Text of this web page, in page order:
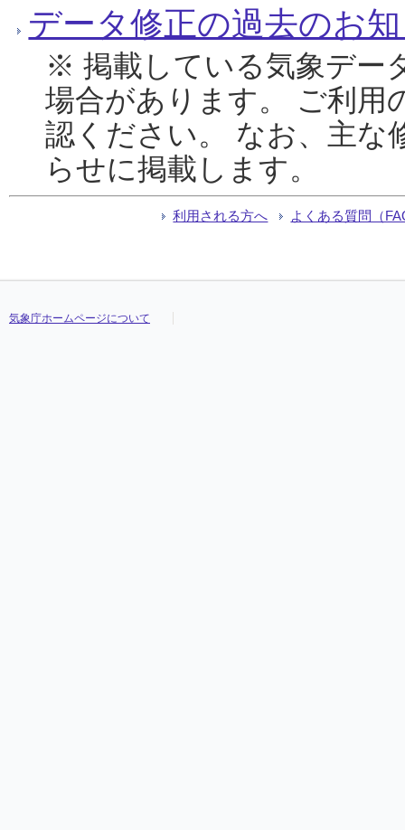
データ修正の過去のお
※ 掲載している気象デー
場合があります。 ご利用
認ください。 なお、主な
らせに掲載します。
利用される方へ よくある質問（
気象庁ホームページについて